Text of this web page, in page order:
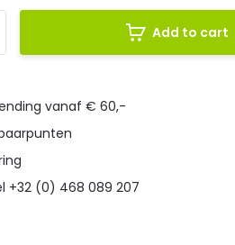
Add to cart
vanaf € 60,-
+32 (0) 468 089 207